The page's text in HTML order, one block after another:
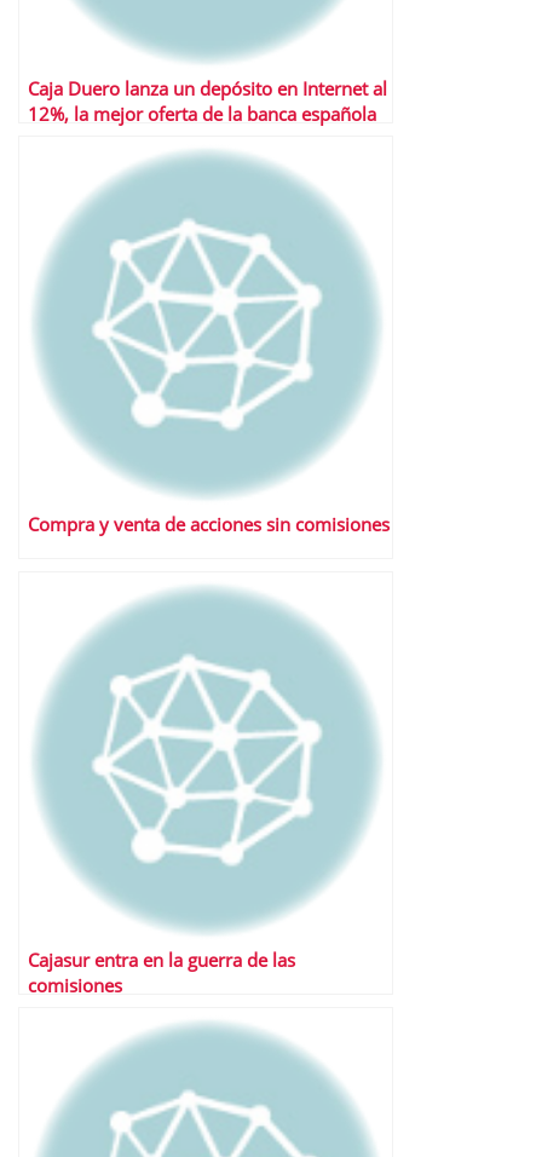
Caja Duero lanza un depósito en Internet al
12%, la mejor oferta de la banca española
Compra y venta de acciones sin comisiones
Cajasur entra en la guerra de las
comisiones